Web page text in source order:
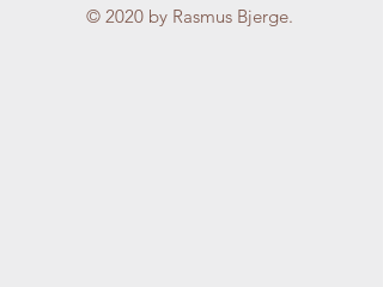
© 2020 by Rasmus Bjerge.